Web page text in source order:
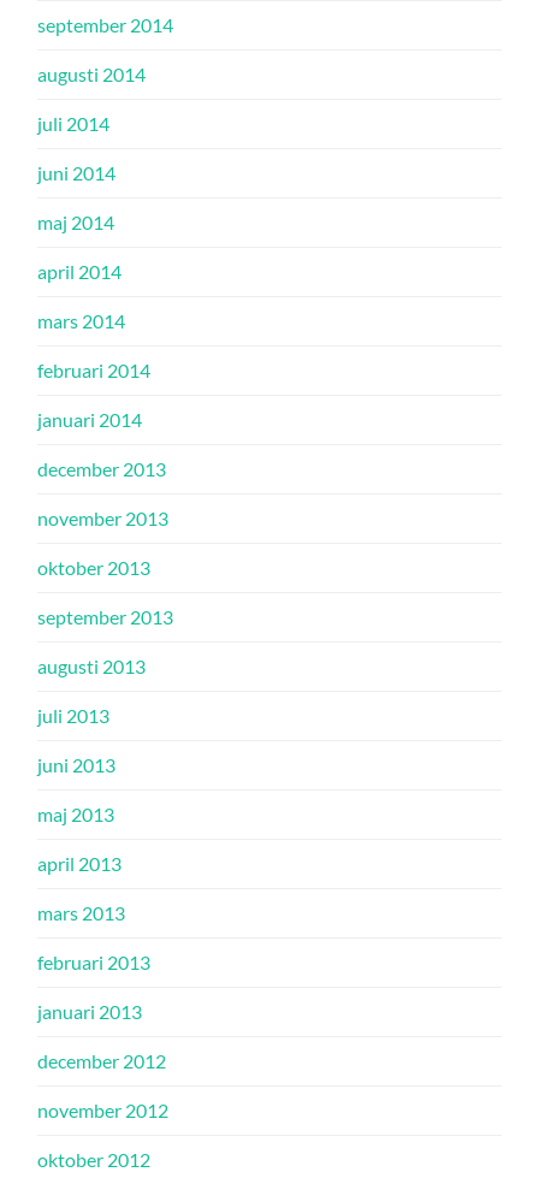
september 2014
augusti 2014
juli 2014
juni 2014
maj 2014
april 2014
mars 2014
februari 2014
januari 2014
december 2013
november 2013
oktober 2013
september 2013
augusti 2013
juli 2013
juni 2013
maj 2013
april 2013
mars 2013
februari 2013
januari 2013
december 2012
november 2012
oktober 2012